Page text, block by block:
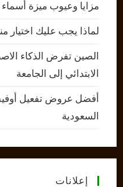
مزايا وعيوب ميزة
لماذا يجب عليك اختيار
الصين تفرض الذكاء
الابتدائي إلى الجامعة
السعودية
إعلانات